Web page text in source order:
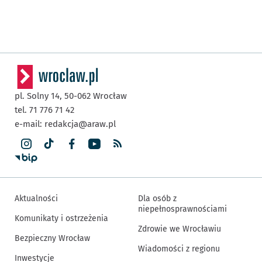
pl. Solny 14, 50-062 Wrocław
tel. 71 776 71 42
e-mail: redakcja@araw.pl
Aktualności
Komunikaty i ostrzeżenia
Bezpieczny Wrocław
Inwestycje
Dla osób z
niepełnosprawnościami
Zdrowie we Wrocławiu
Wiadomości z regionu